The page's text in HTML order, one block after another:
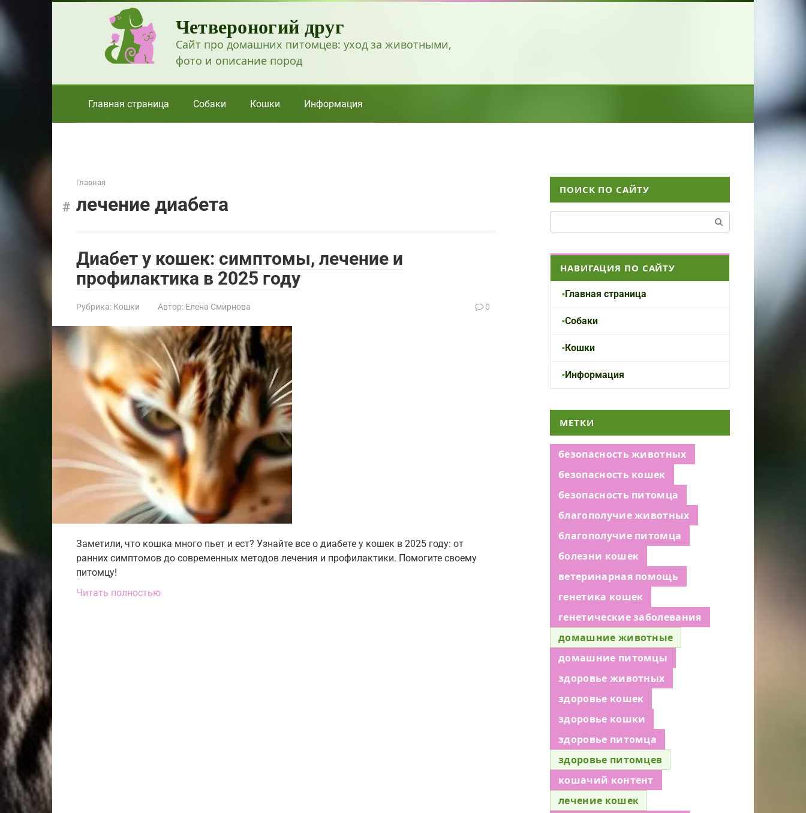
Перейти
Четвероногий друг
Сайт про домашних питомцев: уход за животными,
фото и описание пород
Главная страница Собаки Кошки Информация
Главная
лечение диабета
Диабет у кошек: симптомы, лечение и
профилактика в 2025 году
Рубрика: Кошки Автор: Елена Смирнова 0
Заметили, что кошка много пьет и ест? Узнайте все о диабете у кошек в 2025 году: от
ранних симптомов до современных методов лечения и профилактики. Помогите своему
питомцу!
Читать полностью
ПОИСК ПО САЙТУ
НАВИГАЦИЯ ПО САЙТУ
Главная страница
Собаки
Кошки
Информация
МЕТКИ
безопасность животных
безопасность кошек
безопасность питомца
благополучие животных
благополучие питомца
болезни кошек
ветеринарная помощь
генетика кошек
генетические заболевания
домашние животные
домашние питомцы
здоровье животных
здоровье кошек
здоровье кошки
здоровье питомца
здоровье питомцев
кошачий контент
лечение кошек